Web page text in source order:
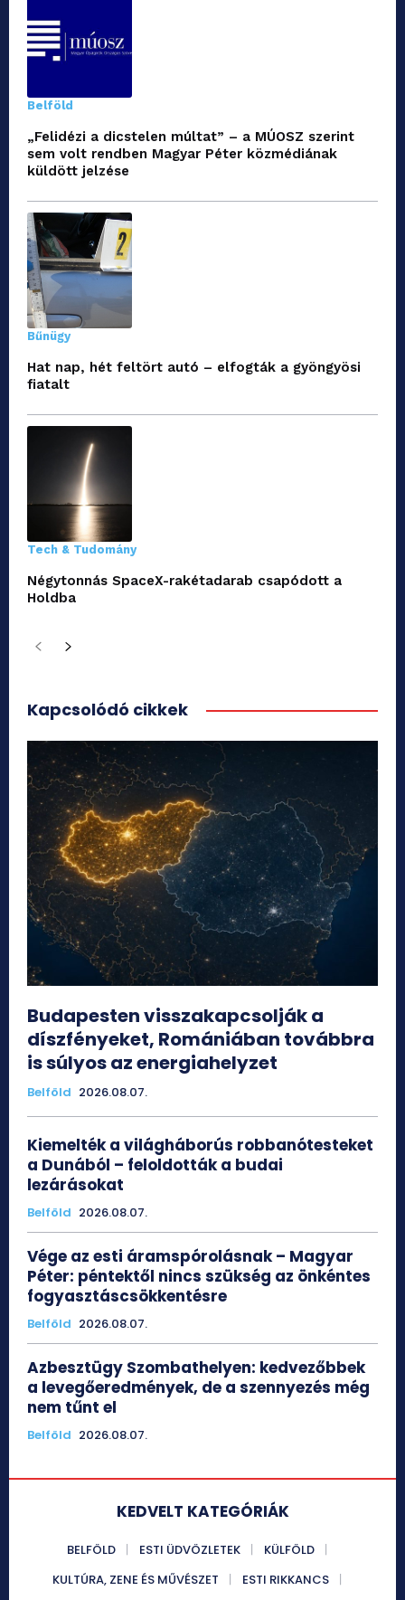
Belföld
„Felidézi a dicstelen múltat” – a MÚOSZ szerint
sem volt rendben Magyar Péter közmédiának
küldött jelzése
Bűnügy
Hat nap, hét feltört autó – elfogták a gyöngyösi
fiatalt
Tech & Tudomány
Négytonnás SpaceX-rakétadarab csapódott a
Holdba
Kapcsolódó cikkek
Budapesten visszakapcsolják a
díszfényeket, Romániában továbbra
is súlyos az energiahelyzet
Belföld 2026.08.07.
Kiemelték a világháborús robbanótesteket
a Dunából – feloldották a budai
lezárásokat
Belföld 2026.08.07.
Vége az esti áramspórolásnak – Magyar
Péter: péntektől nincs szükség az önkéntes
fogyasztáscsökkentésre
Belföld 2026.08.07.
Azbesztügy Szombathelyen: kedvezőbbek
a levegőeredmények, de a szennyezés még
nem tűnt el
Belföld 2026.08.07.
KEDVELT KATEGÓRIÁK
BELFÖLD ESTI ÜDVÖZLETEK
KÜLFÖLD
KULTÚRA, ZENE ÉS MŰVÉSZET
ESTI RIKKANCS